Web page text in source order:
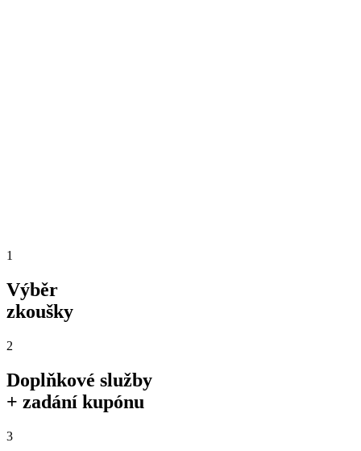
1
Výběr
zkoušky
2
Doplňkové služby
+ zadání kupónu
3